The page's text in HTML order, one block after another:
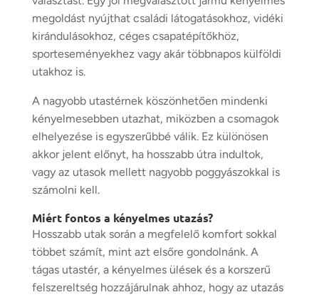
megoldást nyújthat családi látogatásokhoz, vidéki
kirándulásokhoz, céges csapatépítőkhöz,
sporteseményekhez vagy akár többnapos külföldi
utakhoz is.
A nagyobb utastérnek köszönhetően mindenki
kényelmesebben utazhat, miközben a csomagok
elhelyezése is egyszerűbbé válik. Ez különösen
akkor jelent előnyt, ha hosszabb útra indultok,
vagy az utasok mellett nagyobb poggyászokkal is
számolni kell.
Miért fontos a kényelmes utazás?
Hosszabb utak során a megfelelő komfort sokkal
többet számít, mint azt elsőre gondolnánk. A
tágas utastér, a kényelmes ülések és a korszerű
felszereltség hozzájárulnak ahhoz, hogy az utazás